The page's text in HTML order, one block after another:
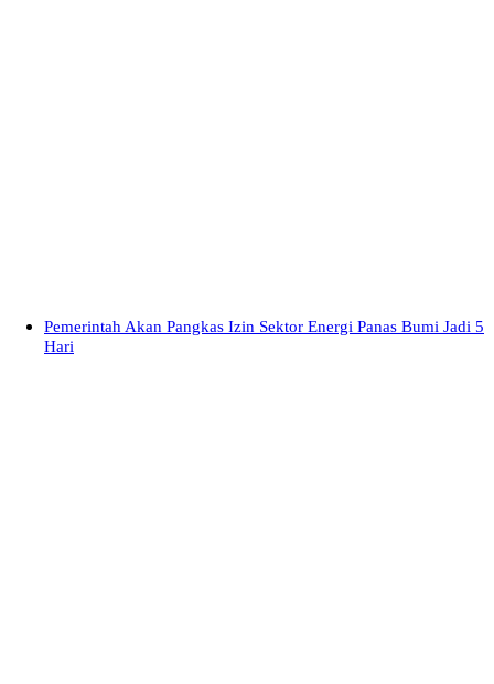
Pemerintah Akan Pangkas Izin Sektor Energi Panas Bumi Jadi 5
Hari